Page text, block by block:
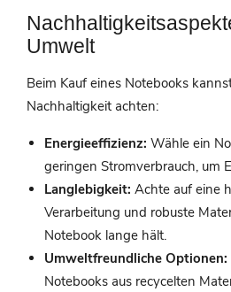
Umwelt
Beim Kauf eines Notebooks
Nachhaltigkeit achten:
Energieeffizienz: Wähle ein
geringen Stromverbrauch, um
Langlebigkeit: Achte auf eine
Verarbeitung und robuste
Notebook lange hält.
Umweltfreundliche Optionen:
Notebooks aus recycelten